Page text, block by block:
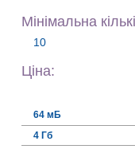
Мiнiмальна
10
Цiна:
64 мБ
4 Гб